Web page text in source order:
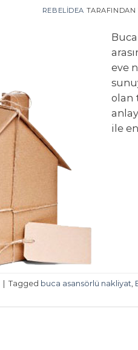
REBELIDEA TARAFINDAN
eve
olan
ile
| Tagged buca asansörlü nakliyat